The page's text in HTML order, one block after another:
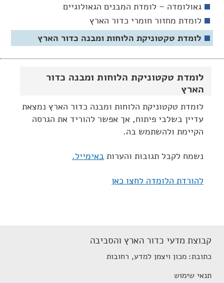
לומדת טקטוניקת הלוחות ומבנה כדור
הארץ
לומדת טקטוניקת הלוחות ומבנה כדור הארץ נמצאת
עדיין בשלבי פיתוח, אך אפשר להוריד את הגרסה
הקיימת ולהשתמש בה.
נשמח לקבל תגובות והערות באימייל.
להורדת הלומדה לחצו כאן
גאולומדה – לומדת המבנים הגאולוגיים
לומדת מחזור חומרי כדור הארץ
לומדת טקטוניקת הלוחות ומבנה כדור הארץ
קבוצת מדעי כדור הארץ והסביבה
כתובת מכון ויצמן למדע, רחובות
תנאי שימוש